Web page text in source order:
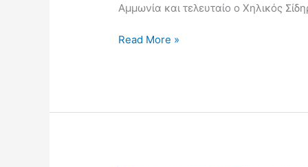
Αμμωνία και τελευταίο ο Χηλικός
Read More »